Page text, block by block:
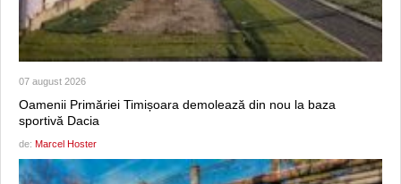
07 august 2026
Oamenii Primăriei Timișoara demolează din nou la baza
sportivă Dacia
de: Marcel Hoster